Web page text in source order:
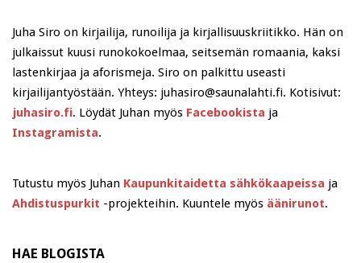
Juha Siro on kirjailija, runoilija ja kirjallisuuskriitikko. Hän on
julkaissut kuusi runokokoelmaa, seitsemän romaania, kaksi
lastenkirjaa ja aforismeja. Siro on palkittu useasti
kirjailijantyöstään. Yhteys: juhasiro@saunalahti.fi. Kotisivut:
juhasiro.fi. Löydät Juhan myös Facebookista ja
Instagramista.
Tutustu myös Juhan Kaupunkitaidetta sähkökaapeissa ja
Ahdistuspurkit -projekteihin. Kuuntele myös äänirunot.
HAE BLOGISTA